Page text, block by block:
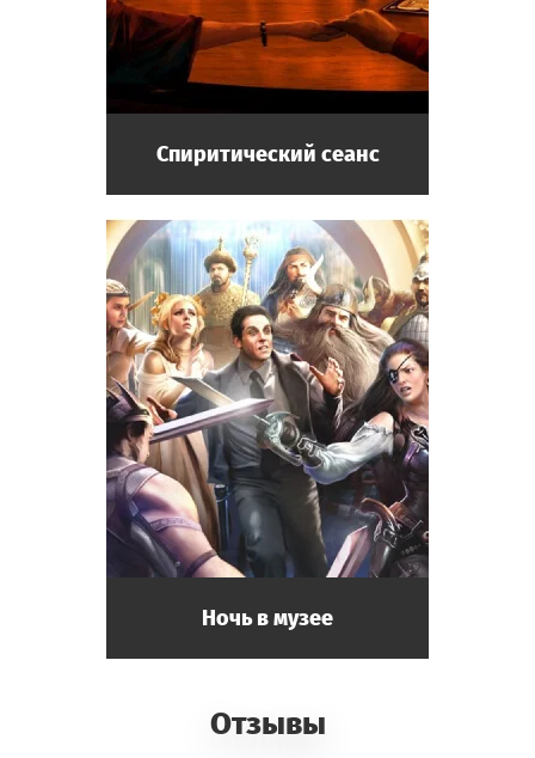
Спиритический сеанс
Ночь в музее
Отзывы